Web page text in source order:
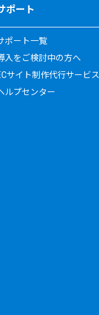
ポート
ポート一覧
入をご検討中の方へ
サイト制作代行サービス
ルプセンター